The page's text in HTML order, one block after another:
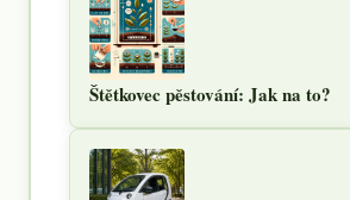
Štětkovec pěstování: Jak na to?